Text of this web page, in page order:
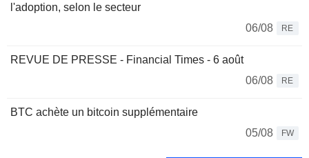
l'adoption, selon le secteur
06/08
RE
REVUE DE PRESSE - Financial Times - 6 août
06/08
RE
BTC achète un bitcoin supplémentaire
05/08
FW